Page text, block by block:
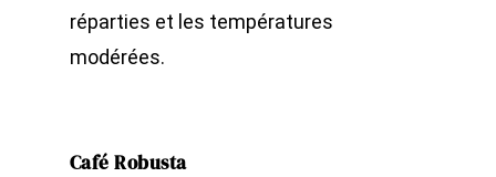
réparties et les températures
modérées.
Café Robusta